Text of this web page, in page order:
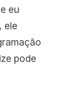
eu
ele
pode